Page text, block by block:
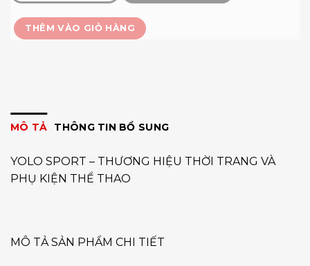
THÊM VÀO GIỎ HÀNG
MÔ TẢ THÔNG TIN BỔ SUNG
YOLO SPORT – THƯƠNG HIỆU THỜI TRANG VÀ
PHỤ KIỆN THỂ THAO
MÔ TẢ SẢN PHẨM CHI TIẾT